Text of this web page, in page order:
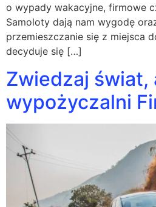
o wypady wakacyjne, firmowe
Samoloty dają nam wygodę
przemieszczanie się z miejsca
decyduje się […]
Zwiedzaj świat,
wypożyczalni